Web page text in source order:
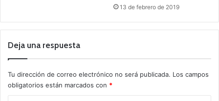
13 de febrero de 2019
Deja una respuesta
Tu dirección de correo electrónico no será publicada. Los campos
obligatorios están marcados con *